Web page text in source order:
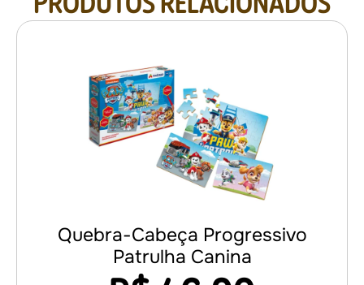
Quebra-Cabeça Progressivo
Patrulha Canina